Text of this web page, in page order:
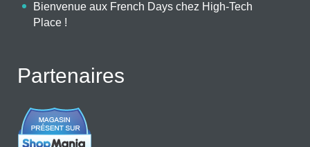
Bienvenue aux French Days chez High-Tech
Place !
Partenaires